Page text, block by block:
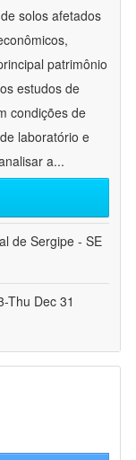
solos afetados
patrimônio
estudos de
condições de
laboratório e
a...
de Sergipe - SE
Thu Dec 31